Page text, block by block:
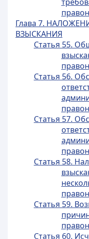
Глава 7.
ВЗЫСКАНИЯ
Статья 55.
Статья 56.
Статья 57.
Статья 58.
Статья 59.
Статья 60.